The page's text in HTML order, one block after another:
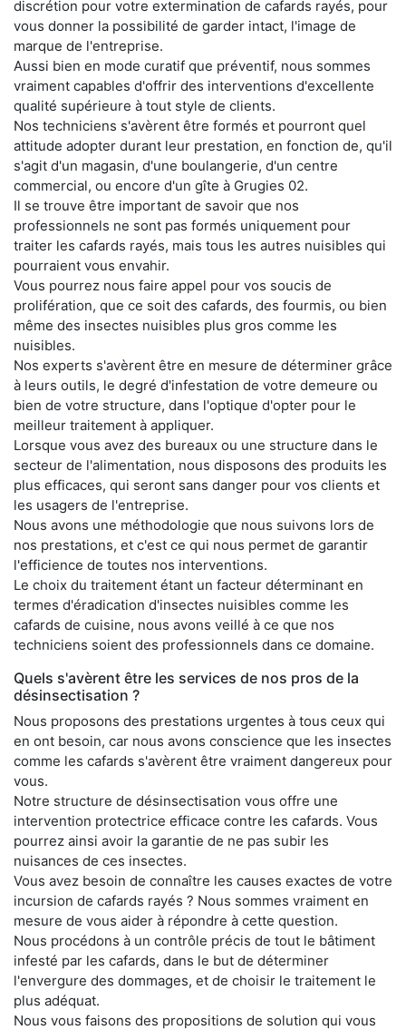
discrétion pour votre extermination de cafards rayés, pour
vous donner la possibilité de garder intact, l'image de
marque de l'entreprise.
Aussi bien en mode curatif que préventif, nous sommes
vraiment capables d'offrir des interventions d'excellente
qualité supérieure à tout style de clients.
Nos techniciens s'avèrent être formés et pourront quel
attitude adopter durant leur prestation, en fonction de, qu'il
s'agit d'un magasin, d'une boulangerie, d'un centre
commercial, ou encore d'un gîte à Grugies 02.
Il se trouve être important de savoir que nos
professionnels ne sont pas formés uniquement pour
traiter les cafards rayés, mais tous les autres nuisibles qui
pourraient vous envahir.
Vous pourrez nous faire appel pour vos soucis de
prolifération, que ce soit des cafards, des fourmis, ou bien
même des insectes nuisibles plus gros comme les
nuisibles.
Nos experts s'avèrent être en mesure de déterminer grâce
à leurs outils, le degré d'infestation de votre demeure ou
bien de votre structure, dans l'optique d'opter pour le
meilleur traitement à appliquer.
Lorsque vous avez des bureaux ou une structure dans le
secteur de l'alimentation, nous disposons des produits les
plus efficaces, qui seront sans danger pour vos clients et
les usagers de l'entreprise.
Nous avons une méthodologie que nous suivons lors de
nos prestations, et c'est ce qui nous permet de garantir
l'efficience de toutes nos interventions.
Le choix du traitement étant un facteur déterminant en
termes d'éradication d'insectes nuisibles comme les
cafards de cuisine, nous avons veillé à ce que nos
techniciens soient des professionnels dans ce domaine.
Quels s'avèrent être les services de nos pros de la
désinsectisation ?
Nous proposons des prestations urgentes à tous ceux qui
en ont besoin, car nous avons conscience que les insectes
comme les cafards s'avèrent être vraiment dangereux pour
vous.
Notre structure de désinsectisation vous offre une
intervention protectrice efficace contre les cafards. Vous
pourrez ainsi avoir la garantie de ne pas subir les
nuisances de ces insectes.
Vous avez besoin de connaître les causes exactes de votre
incursion de cafards rayés ? Nous sommes vraiment en
mesure de vous aider à répondre à cette question.
Nous procédons à un contrôle précis de tout le bâtiment
infesté par les cafards, dans le but de déterminer
l'envergure des dommages, et de choisir le traitement le
plus adéquat.
Nous vous faisons des propositions de solution qui vous